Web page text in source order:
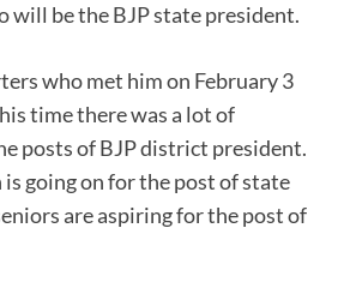
will be the BJP state president.
who met him on February 3
time there was a lot of
posts of BJP district president.
going on for the post of state
are aspiring for the post of